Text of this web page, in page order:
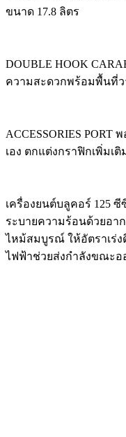
ขนาด 17.8 ลิตร
DOUBLE HOOK
ความสะดวกพร้อมพื้นที่ว
ACCESSORIES
เอง ตกแต่งกราฟิกเพิ่มเ
เครื่องยนต์บลูคอร์ 125 ซี
ระบายความร้อนด้วยอา
ไหม้สมบูรณ์ ให้อัตราเร่ง
ไฟฟ้าช่วยส่งกำลังขณะอ